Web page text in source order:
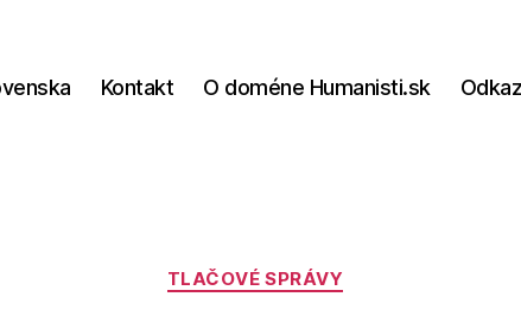
Kontakt O doméne Humanisti.sk
Kategórie
TLAČOVÉ SPRÁVY